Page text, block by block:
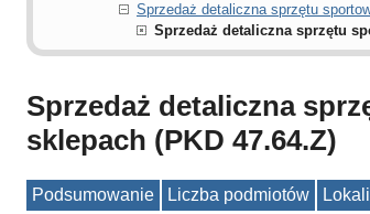
Sprzedaż detaliczna sprzętu
Sprzedaż detaliczna sprzętu
Sprzedaż detaliczna
sklepach (PKD 47.64.Z)
Podsumowanie Liczba podmiotów